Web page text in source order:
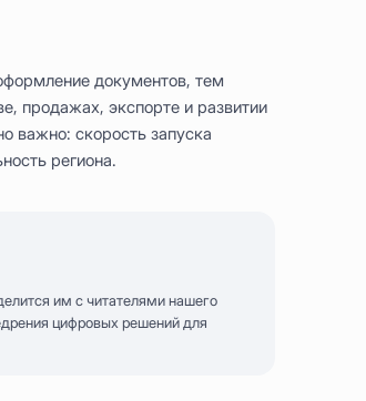
документов, тем
продажах, экспорте и развитии
важно: скорость запуска
региона.
им с читателями нашего
цифровых решений для